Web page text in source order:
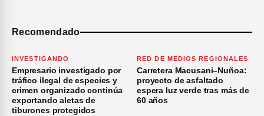
Recomendado
INVESTIGANDO
Empresario investigado por
tráfico ilegal de especies y
crimen organizado continúa
exportando aletas de
tiburones protegidos
RED DE MEDIOS REGIONALES
Carretera Macusani–Nuñoa:
proyecto de asfaltado
espera luz verde tras más de
60 años